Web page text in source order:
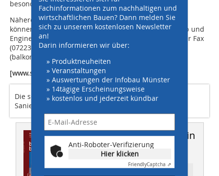
besonders interessant.
Nähere Informationen zu Balkonlösungen im Bestand
können Interessierte direkt beim Projektteam „Vertrieb und
Engineering Balkonsysteme“ von Schöck: bestellbar per Fax
(07223/967 421) oder per E-Mail
(balkonsysteme@schoeck.de).
[www.schoeck.de]
Die schnelle Montage der Balkone hatte bei der
Sanierung eine hohe Priorität
Dieser Artikel erschien in
THIS 7-8/2010
Fachinformationen zum nachhaltigen und
wirtschaftlichen Bauen? Dann melden Sie
sich zu unserem kostenlosen Newsletter
an!
Darin informieren wir über:
» Produktneuheiten
» Veranstaltungen
» Auswertungen der Infobau Münster
» 14tägige Erscheinungsweise
» kostenlos und jederzeit kündbar
Anti-Roboter-Verifizierung
Hier klicken
FriendlyCaptcha ⇗